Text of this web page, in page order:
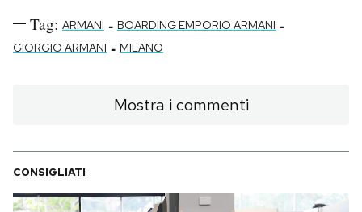
Tag: ARMANI - BOARDING EMPORIO ARMANI -
GIORGIO ARMANI - MILANO
Mostra i commenti
CONSIGLIATI